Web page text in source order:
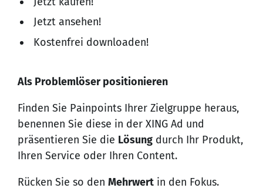
Jetzt ansehen!
Kostenfrei downloaden!
Als Problemlöser positionieren
Finden Sie Painpoints Ihrer Zielgruppe heraus,
benennen Sie diese in der XING Ad und
präsentieren Sie die Lösung durch Ihr Produkt,
Ihren Service oder Ihren Content.
Rücken Sie so den Mehrwert in den Fokus.